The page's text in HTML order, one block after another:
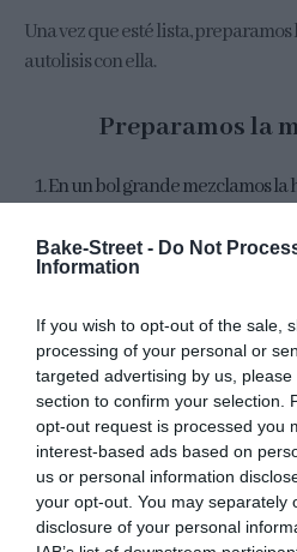
Bake-Street - Do Not
Information
If you wish to opt-out of the sale,
processing of your personal or
targeted advertising by us,
section to confirm your selection.
opt-out request is processed you
interest-based ads based on
us or personal information
your opt-out. You may separately
disclosure of your personal
Una vez que esté lista,
autolisis con ella.
Preparamos la
En un bol grande mezclamos
una masa homogénea.
hacemos autolisis durante
Pasamos a una superficie de
harina, y comenzamos a
duro.
Combinaremos amasado con
irá desarrollando el gluten sin
exceso. Amasamos 2-3 minutos
minutos.
Antes de dejar que la masa